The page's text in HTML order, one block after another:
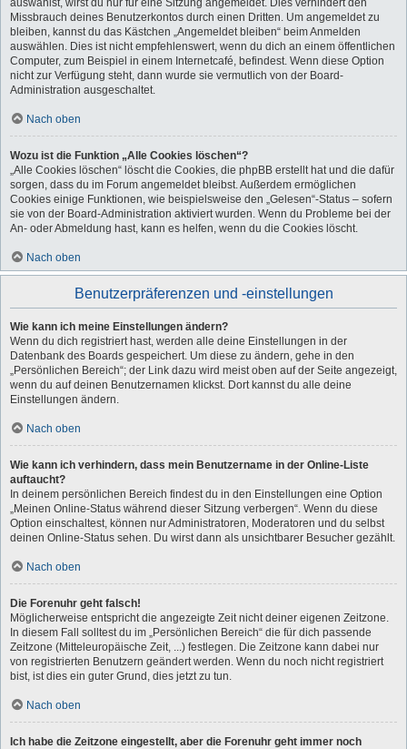
auswählst, wirst du nur für eine Sitzung angemeldet. Dies verhindert den
Missbrauch deines Benutzerkontos durch einen Dritten. Um angemeldet zu
bleiben, kannst du das Kästchen „Angemeldet bleiben“ beim Anmelden
auswählen. Dies ist nicht empfehlenswert, wenn du dich an einem öffentlichen
Computer, zum Beispiel in einem Internetcafé, befindest. Wenn diese Option
nicht zur Verfügung steht, dann wurde sie vermutlich von der Board-
Administration ausgeschaltet.
Nach oben
Wozu ist die Funktion „Alle Cookies löschen“?
„Alle Cookies löschen“ löscht die Cookies, die phpBB erstellt hat und die dafür
sorgen, dass du im Forum angemeldet bleibst. Außerdem ermöglichen
Cookies einige Funktionen, wie beispielsweise den „Gelesen“-Status – sofern
sie von der Board-Administration aktiviert wurden. Wenn du Probleme bei der
An- oder Abmeldung hast, kann es helfen, wenn du die Cookies löscht.
Nach oben
Benutzerpräferenzen und -einstellungen
Wie kann ich meine Einstellungen ändern?
Wenn du dich registriert hast, werden alle deine Einstellungen in der
Datenbank des Boards gespeichert. Um diese zu ändern, gehe in den
„Persönlichen Bereich“; der Link dazu wird meist oben auf der Seite angezeigt,
wenn du auf deinen Benutzernamen klickst. Dort kannst du alle deine
Einstellungen ändern.
Nach oben
Wie kann ich verhindern, dass mein Benutzername in der Online-Liste
auftaucht?
In deinem persönlichen Bereich findest du in den Einstellungen eine Option
„Meinen Online-Status während dieser Sitzung verbergen“. Wenn du diese
Option einschaltest, können nur Administratoren, Moderatoren und du selbst
deinen Online-Status sehen. Du wirst dann als unsichtbarer Besucher gezählt.
Nach oben
Die Forenuhr geht falsch!
Möglicherweise entspricht die angezeigte Zeit nicht deiner eigenen Zeitzone.
In diesem Fall solltest du im „Persönlichen Bereich“ die für dich passende
Zeitzone (Mitteleuropäische Zeit, ...) festlegen. Die Zeitzone kann dabei nur
von registrierten Benutzern geändert werden. Wenn du noch nicht registriert
bist, ist dies ein guter Grund, dies jetzt zu tun.
Nach oben
Ich habe die Zeitzone eingestellt, aber die Forenuhr geht immer noch